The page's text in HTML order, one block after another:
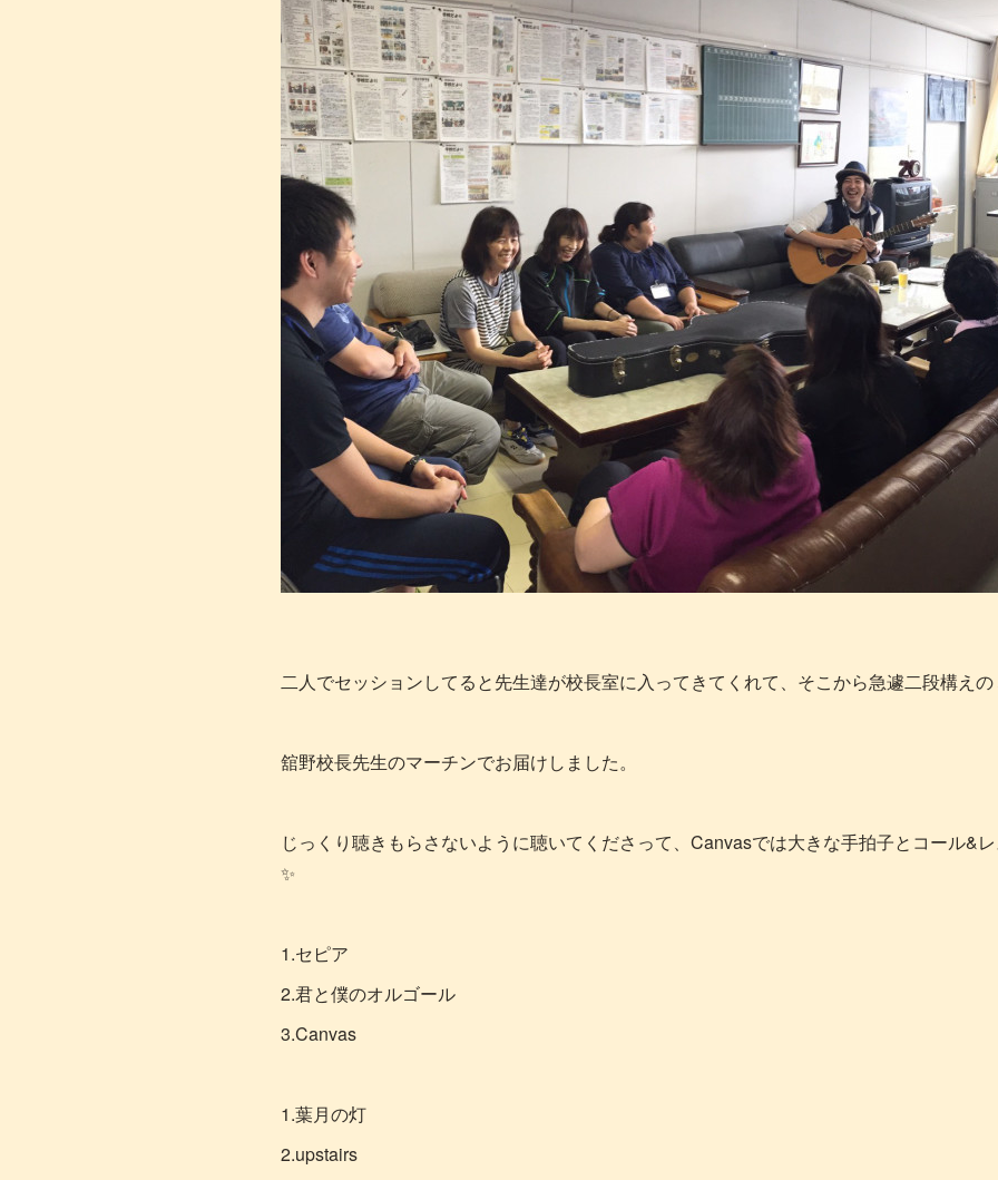
二人でセッションしてると先生達が校長室に入ってきてくれて、そこから急遽二段構え
舘野校長先生のマーチンでお届けしました。
じっくり聴きもらさないように聴いてくださって、Canvasでは大きな手拍子とコール&
✨
1.セピア
2.君と僕のオルゴール
3.Canvas
1.葉月の灯
2.upstairs